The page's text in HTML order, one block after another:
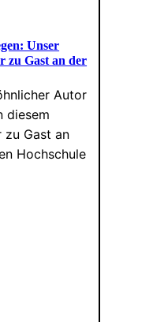
Unser
zu Gast an der
Autor
diesem
zu Gast an
Hochschule